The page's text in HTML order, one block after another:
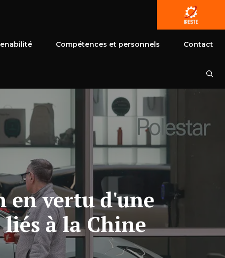
Compétences et personnels Contact
en vertu d'une
à la Chine